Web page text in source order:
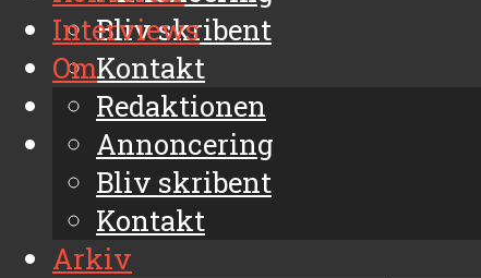
Bliv skribent
Kontakt
Arkiv
Interviews
Om
Redaktionen
Annoncering
Bliv skribent
Kontakt
Arkiv